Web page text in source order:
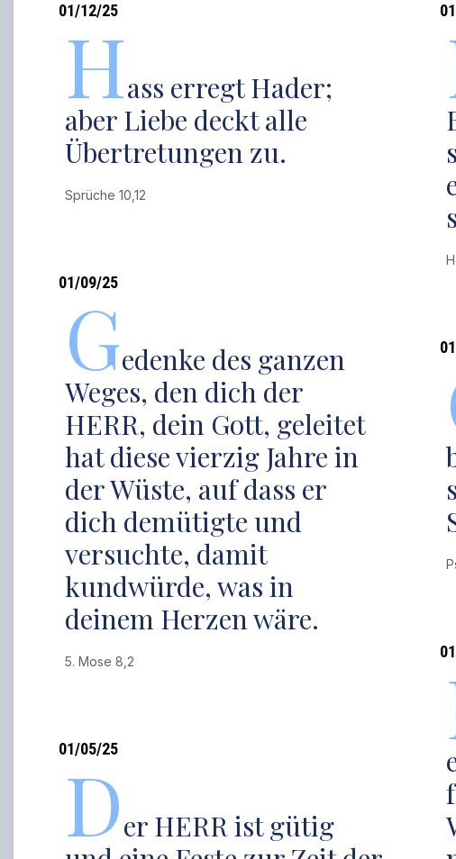
01/12/25
Hass erregt Hader;
aber Liebe deckt alle
Übertretungen zu.
Sprüche 10,12
01/09/25
Gedenke des ganzen
Weges, den dich der
HERR, dein Gott, geleitet
hat diese vierzig Jahre in
der Wüste, auf dass er
dich demütigte und
versuchte, damit
kundwürde, was in
deinem Herzen wäre.
5. Mose 8,2
01/05/25
Der HERR ist gütig